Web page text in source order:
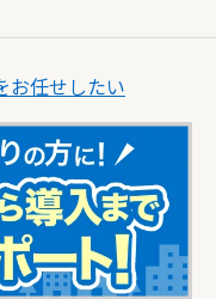
お任せしたい